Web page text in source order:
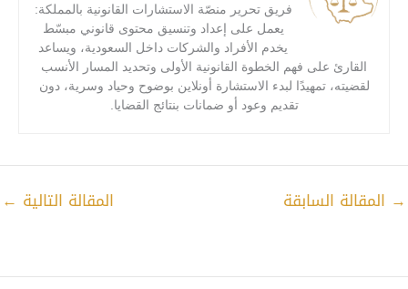
فريق تحرير منصّة الاستشارات القانونية بالمملكة:
يعمل على إعداد وتنسيق محتوى قانوني مبسّط
يخدم الأفراد والشركات داخل السعودية، ويساعد
القارئ على فهم الخطوة القانونية الأولى وتحديد المسار الأنسب
لقضيته، تمهيدًا لبدء الاستشارة أونلاين بوضوح وحياد وسرية، دون
تقديم وعود أو ضمانات بنتائج القضايا.
→ المقالة السابقة المقالة التالية ←